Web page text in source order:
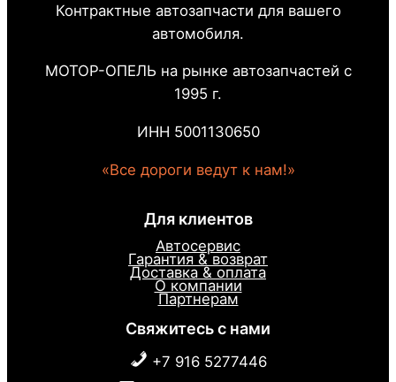
Контрактные автозапчасти для вашего
автомобиля.
МОТОР-ОПЕЛЬ на рынке автозапчастей с
1995 г.
ИНН 5001130650
«Все дороги ведут к нам!»
Для клиентов
Автосервис
Гарантия & возврат
Доставка & оплата
О компании
Партнерам
Свяжитесь с нами
+7 916 5277446